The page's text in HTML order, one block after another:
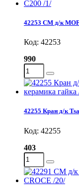
42253 СМ д/к
Код: 42253
990
42255 Кран д/к
Код: 42255
403